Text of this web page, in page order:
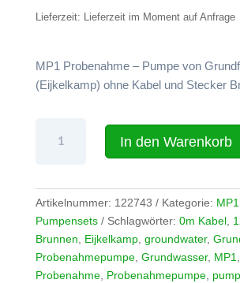
ist:
Lieferzeit: Lieferzeit im Moment auf Anfrage
MP1 Probenahme – Pumpe von
(Eijkelkamp) ohne Kabel und Stecker
Probenahme-
(Grundfos)
MP1
ohne
Kabel
Menge
In den Warenkorb
Artikelnummer: 122743 Kategorie:
Pumpensets
Schlagwörter: 0m Kabel,
Brunnen, Eijkelkamp, groundwater,
Probenahmepumpe, Grundwasser, MP1,
Probenahme, Probenahmepumpe, pump